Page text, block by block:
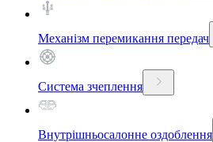
Механізм перемикання передач
Система зчеплення
Внутрішньосалонне оздоблення